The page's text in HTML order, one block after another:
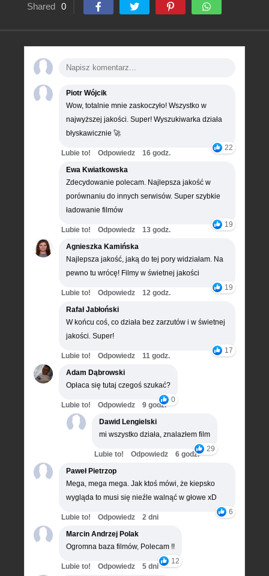
Shared 0
Piotr Wójcik
Wow, totalnie mnie zaskoczyło! Wszystko w
najwyższej jakości. Super! Wyszukiwarka działa
błyskawicznie 🚀
22
Lubie to! Odpowiedz
16 godz.
Ewa Kwiatkowska
Zdecydowanie polecam. Najlepsza jakość w
porównaniu do innych serwisów. Super szybkie
ładowanie filmów
19
Lubie to! Odpowiedz
13 godz.
Agnieszka Kamińska
Najlepsza jakość, jaką do tej pory widziałam. Na
pewno tu wrócę! Filmy w świetnej jakości
19
Lubie to! Odpowiedz
12 godz.
Rafał Jabłoński
W końcu coś, co działa bez zarzutów i w świetnej
jakości. Super!
17
Lubie to! Odpowiedz
11 godz.
Adam Dąbrowski
Opłaca się tutaj czegoś szukać?
0
Lubie to! Odpowiedz
9 godz.
Dawid Lengielski
mi wszystko działa, znalazłem film
29
Lubie to! Odpowiedz
6 godz.
Paweł Pietrzop
Mega, mega mega. Jak ktoś mówi, że kiepsko
wygląda to musi się nieźle walnąć w głowe xD
6
Lubie to! Odpowiedz
2 dni
Marcin Andrzej Polak
Ogromna baza filmów, Polecam !!
12
Lubie to! Odpowiedz
5 dni